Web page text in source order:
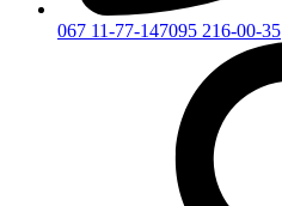
067 11-77-147095 216-00-35